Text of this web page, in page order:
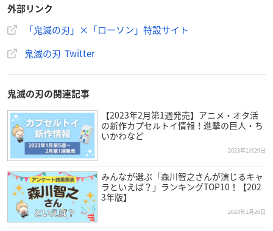
外部リンク
「鬼滅の刃」×「ローソン」特設サイト
鬼滅の刃 Twitter
鬼滅の刃の関連記事
【2023年2月第1週発売】アニメ・オタ活
の新作カプセルトイ情報！進撃の巨人・ち
いかわなど
2023年1月29日
みんなが選ぶ「森川智之さんが演じるキャ
ラといえば？」ランキングTOP10！【202
3年版】
2023年1月26日